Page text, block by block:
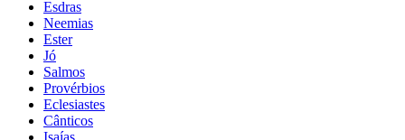
Esdras
Neemias
Ester
Jó
Salmos
Provérbios
Eclesiastes
Cânticos
Isaías